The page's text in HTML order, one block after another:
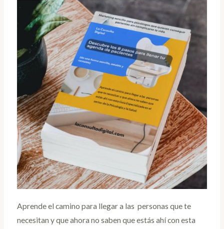
Aprende el camino para llegar a las personas que te
necesitan y que ahora no saben que estás ahí con esta